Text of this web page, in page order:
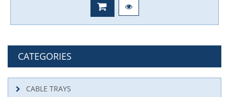
CATEGORIES
CABLE TRAYS